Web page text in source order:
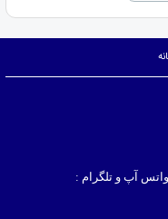
آپ و تلگرام :